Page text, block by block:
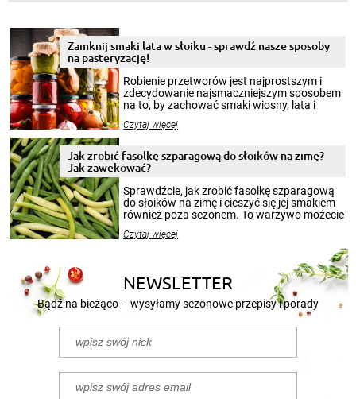
Zamknij smaki lata w słoiku - sprawdź nasze sposoby
na pasteryzację!
Robienie przetworów jest najprostszym i
zdecydowanie najsmaczniejszym sposobem
na to, by zachować smaki wiosny, lata i
krajobrazów, by cieszyć nimi oko w sezonie
pełni poczuć atmosferę cieplejszych
miesięcy. Przygotowanie słoików ze
patenty, które pozwolą zachować świeżość
przetworów.
Czytaj więcej
Jak zrobić fasolkę szparagową do słoików na zimę?
Jak zawekować?
Sprawdźcie, jak zrobić fasolkę szparagową
do słoików na zimę i cieszyć się jej smakiem
również poza sezonem. To warzywo możecie
nasze propozycje!
Czytaj więcej
NEWSLETTER
Bądź na bieżąco – wysyłamy sezonowe przepisy i porady